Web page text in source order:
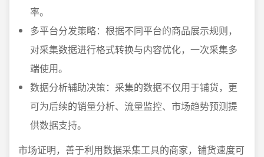
率。
多平台分发策略：根据不同平台的商品展示规则，
对采集数据进行格式转换与内容优化，一次采集多
端使用。
数据分析辅助决策：采集的数据不仅用于铺货，更
可为后续的销量分析、流量监控、市场趋势预测提
供数据支持。
市场证明，善于利用数据采集工具的商家，铺货速度可